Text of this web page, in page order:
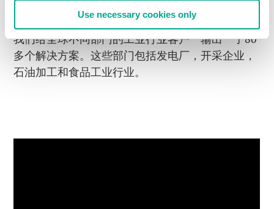
Use necessary cookies only
162% 。这种增长几乎涵盖了我们所有的销售地区
－欧洲、拉丁美洲、中东和非洲、亚太及俄罗斯。
我们给全球不同部门的工业行业客户＂输出＂了80
多个解决方案。这些部门包括发电厂，开采企业，
石油加工和食品工业行业。